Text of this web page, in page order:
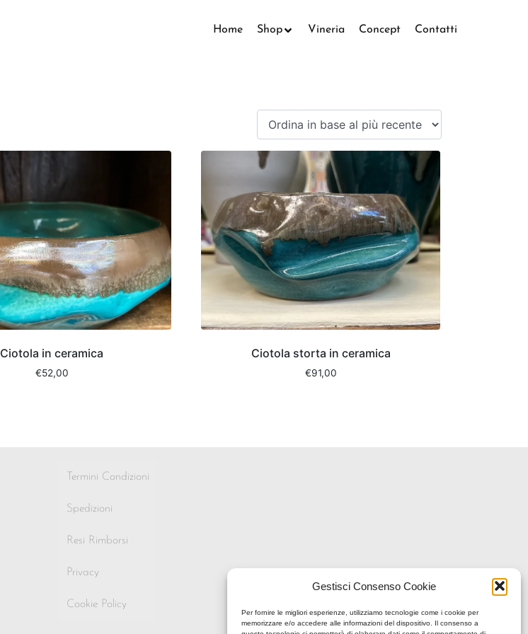
Gestisci Consenso Cookie
Per fornire le migliori esperienze, utilizziamo tecnologie come i cookie per
memorizzare e/o accedere alle informazioni del dispositivo. Il consenso a
Home Shop Vineria Concept Contatti
Ciotola in ceramica
€52,00
Ciotola storta in ceramica
€91,00
Termini Condizioni
Spedizioni
Resi Rimborsi
Privacy
Cookie Policy